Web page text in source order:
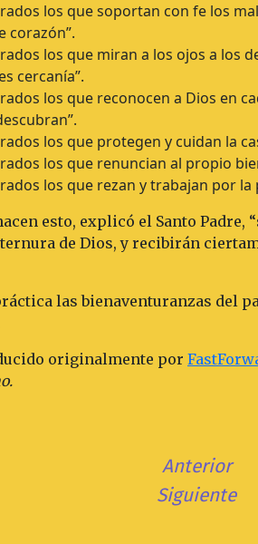
los que soportan con fe los
corazón”.
los que miran a los ojos a los
cercanía”.
los que reconocen a Dios en
los que protegen y cuidan la
los que renuncian al propio
los que rezan y trabajan por
esto, explicó el Santo Padre,
de Dios, y recibirán
las bienaventuranzas del
originalmente por
Anterior
Siguiente